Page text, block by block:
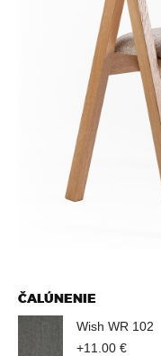
T
ČALÚNENIE
Wish WR 102
+11.00 €